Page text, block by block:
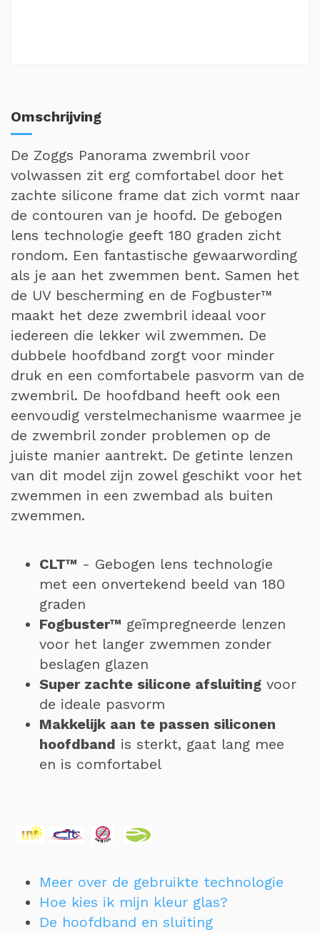
Omschrijving
De Zoggs Panorama zwembril voor
volwassen zit erg comfortabel door het
zachte silicone frame dat zich vormt naar
de contouren van je hoofd. De gebogen
lens technologie geeft 180 graden zicht
rondom. Een fantastische gewaarwording
als je aan het zwemmen bent. Samen het
de UV bescherming en de Fogbuster™
maakt het deze zwembril ideaal voor
iedereen die lekker wil zwemmen. De
dubbele hoofdband zorgt voor minder
druk en een comfortabele pasvorm van de
zwembril. De hoofdband heeft ook een
eenvoudig verstelmechanisme waarmee je
de zwembril zonder problemen op de
juiste manier aantrekt. De getinte lenzen
van dit model zijn zowel geschikt voor het
zwemmen in een zwembad als buiten
zwemmen.
CLT™ - Gebogen lens technologie
met een onvertekend beeld van 180
graden
Fogbuster™ geïmpregneerde lenzen
voor het langer zwemmen zonder
beslagen glazen
Super zachte silicone afsluiting voor
de ideale pasvorm
Makkelijk aan te passen siliconen
hoofdband is sterkt, gaat lang mee
en is comfortabel
Meer over de gebruikte technologie
Hoe kies ik mijn kleur glas?
De hoofdband en sluiting